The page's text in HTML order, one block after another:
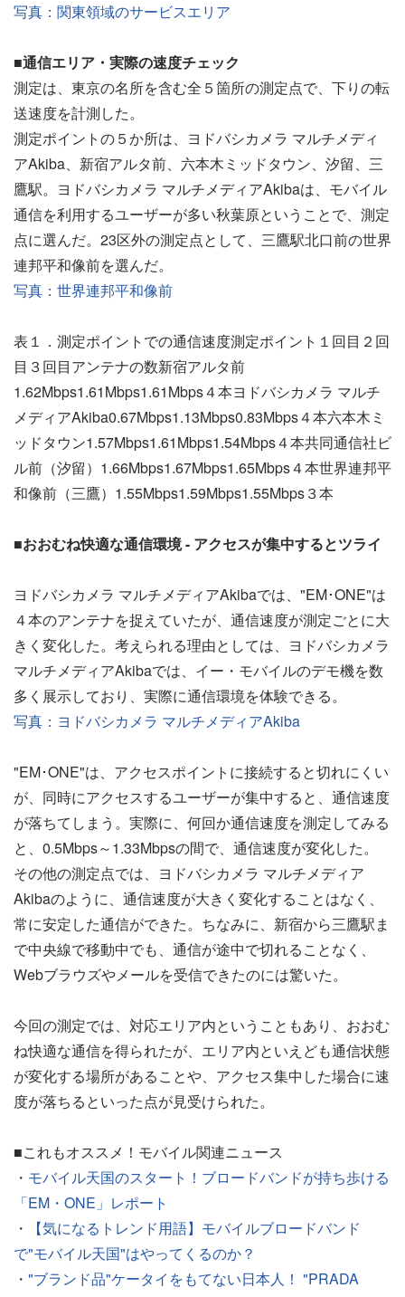
写真：関東領域のサービスエリア
■通信エリア・実際の速度チェック
測定は、東京の名所を含む全５箇所の測定点で、下りの転
送速度を計測した。
測定ポイントの５か所は、ヨドバシカメラ マルチメディ
アAkiba、新宿アルタ前、六本木ミッドタウン、汐留、三
鷹駅。ヨドバシカメラ マルチメディアAkibaは、モバイル
通信を利用するユーザーが多い秋葉原ということで、測定
点に選んだ。23区外の測定点として、三鷹駅北口前の世界
連邦平和像前を選んだ。
写真：世界連邦平和像前
表１．測定ポイントでの通信速度測定ポイント１回目２回
目３回目アンテナの数新宿アルタ前
1.62Mbps1.61Mbps1.61Mbps４本ヨドバシカメラ マルチ
メディアAkiba0.67Mbps1.13Mbps0.83Mbps４本六本木ミ
ッドタウン1.57Mbps1.61Mbps1.54Mbps４本共同通信社ビ
ル前（汐留）1.66Mbps1.67Mbps1.65Mbps４本世界連邦平
和像前（三鷹）1.55Mbps1.59Mbps1.55Mbps３本
■おおむね快適な通信環境 - アクセスが集中するとツライ
ヨドバシカメラ マルチメディアAkibaでは、"EM･ONE"は
４本のアンテナを捉えていたが、通信速度が測定ごとに大
きく変化した。考えられる理由としては、ヨドバシカメラ
マルチメディアAkibaでは、イー・モバイルのデモ機を数
多く展示しており、実際に通信環境を体験できる。
写真：ヨドバシカメラ マルチメディアAkiba
"EM･ONE"は、アクセスポイントに接続すると切れにくい
が、同時にアクセスするユーザーが集中すると、通信速度
が落ちてしまう。実際に、何回か通信速度を測定してみる
と、0.5Mbps～1.33Mbpsの間で、通信速度が変化した。
その他の測定点では、ヨドバシカメラ マルチメディア
Akibaのように、通信速度が大きく変化することはなく、
常に安定した通信ができた。ちなみに、新宿から三鷹駅ま
で中央線で移動中でも、通信が途中で切れることなく、
Webブラウズやメールを受信できたのには驚いた。
今回の測定では、対応エリア内ということもあり、おおむ
ね快適な通信を得られたが、エリア内といえども通信状態
が変化する場所があることや、アクセス集中した場合に速
度が落ちるといった点が見受けられた。
■これもオススメ！モバイル関連ニュース
・ モバイル天国のスタート！ブロードバンドが持ち歩ける
「EM・ONE」レポート
・
【気になるトレンド用語】モバイルブロードバンド
で"モバイル天国"はやってくるのか？
・ "ブランド品"ケータイをもてない日本人！ "PRADA